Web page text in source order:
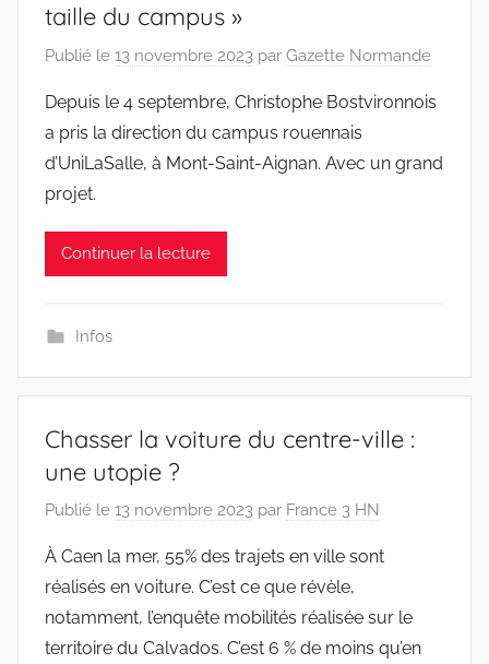
taille du campus »
Publié le 13 novembre 2023 par Gazette Normande
Depuis le 4 septembre, Christophe Bostvironnois
a pris la direction du campus rouennais
d’UniLaSalle, à Mont-Saint-Aignan. Avec un grand
projet.
Continuer la lecture
Infos
Chasser la voiture du centre-ville :
une utopie ?
Publié le 13 novembre 2023 par France 3 HN
À Caen la mer, 55% des trajets en ville sont
réalisés en voiture. C’est ce que révèle,
notamment, l’enquête mobilités réalisée sur le
territoire du Calvados. C’est 6 % de moins qu’en